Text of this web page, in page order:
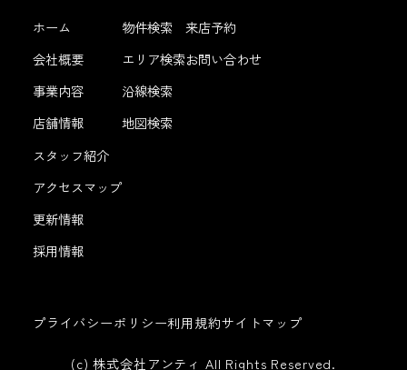
ホーム
会社概要
事業内容
店舗情報
スタッフ紹介
アクセスマップ
更新情報
採用情報
物件検索
エリア検索
沿線検索
地図検索
来店予約
お問い合わせ
プライバシーポリシー利用規約サイトマップ
(c) 株式会社アンティ All Rights Reserved.